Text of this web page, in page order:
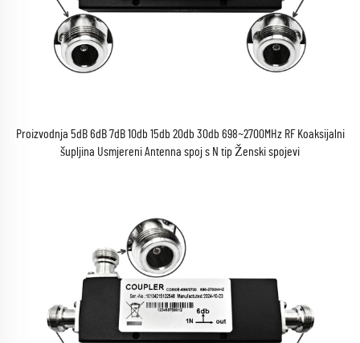
Proizvodnja 5dB 6dB 7dB 10db 15db 20db 30db 698~2700MHz RF Koaksijalni
šupljina Usmjereni Antenna spoj s N tip Ženski spojevi